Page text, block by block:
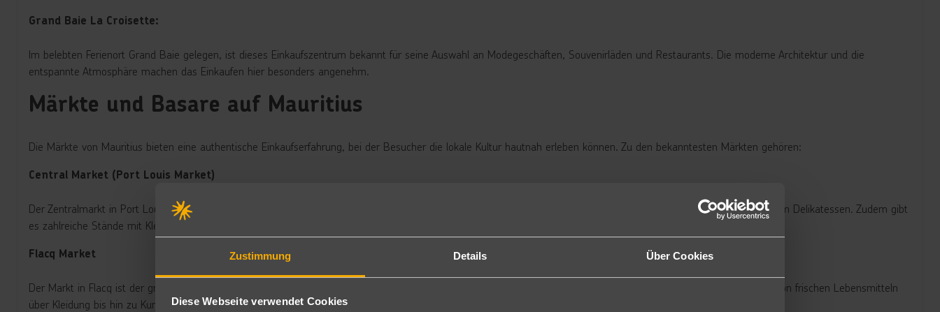
Zustimmung Details Über Cookies
Diese Webseite verwendet Cookies
Grand Baie La Croisette:
Im belebten Ferienort Grand Baie gelegen, ist dieses Einkaufszentrum bekannt für seine Auswahl an Modegeschäften, Souvenirläden und Restaurants. Die moderne Architektur und die
entspannte Atmosphäre machen das Einkaufen hier besonders angenehm.
Märkte und Basare auf Mauritius
Die Märkte von Mauritius bieten eine authentische Einkaufserfahrung, bei der Besucher die lokale Kultur hautnah erleben können. Zu den bekanntesten Märkten gehören:
Central Market (Port Louis Market)
Der Zentralmarkt in Port Louis ist der größte und lebhafteste Markt der Insel. Hier findest du eine bunte Auswahl an frischen Früchten, Gemüse, Gewürzen und lokalen Delikatessen. Zudem gibt
es zahlreiche Stände mit Kleidung, Schmuck und Souvenirs. Ein Spaziergang durch die engen Gassen dieses Marktes ist ein Fest für die Sinne.
Flacq Market
Der Markt in Flacq ist der größte Open-Air-Markt auf Mauritius und zieht Besucher aus allen Teilen der Insel an. Hier kannst du eine Vielzahl von Produkten finden, von frischen Lebensmitteln
über Kleidung bis hin zu Kunsthandwerk. Der Markt findet zweimal wöchentlich statt und ist besonders bei Einheimischen beliebt.